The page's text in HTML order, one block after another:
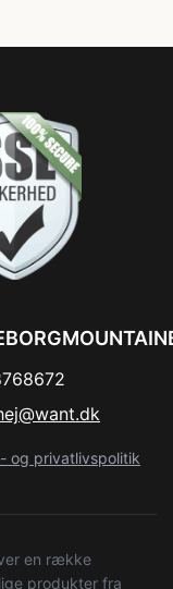
og privatlivspolitik
en række
produkter fra